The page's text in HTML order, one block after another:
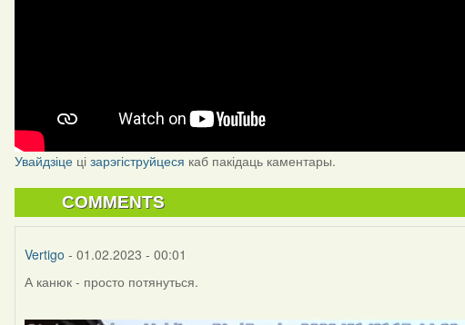
Увайдзіце цізарэгіструйцеся каб пакідаць каментары.
COMMENTS
Vertigo - 01.02.2023 - 00:01
А канюк - просто потянуться.